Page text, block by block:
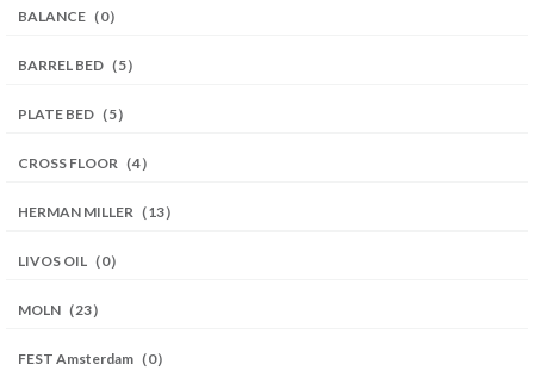
BALANCE（0）
BARREL BED（5）
PLATE BED（5）
CROSS FLOOR（4）
HERMAN MILLER（13）
LIVOS OIL（0）
MOLN（23）
FEST Amsterdam（0）